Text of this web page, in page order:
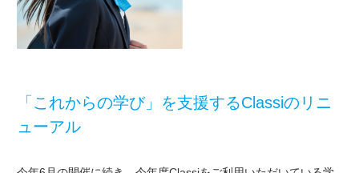
「これからの学び」を支援するClassiのリニ
ューアル